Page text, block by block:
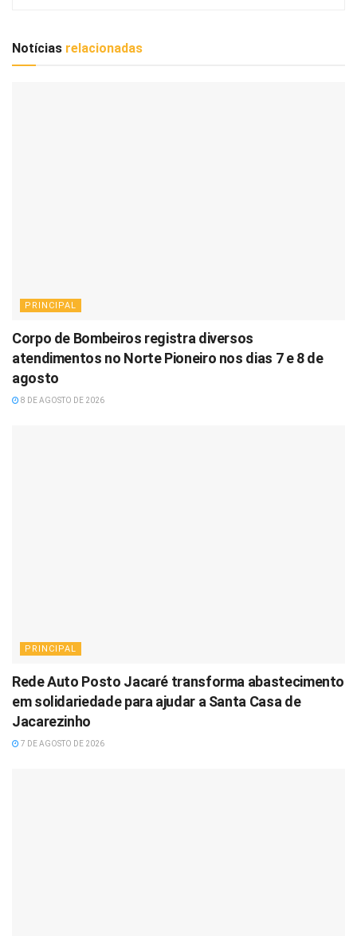
Notícias relacionadas
PRINCIPAL
Corpo de Bombeiros registra diversos
atendimentos no Norte Pioneiro nos dias 7 e 8 de
agosto
8 DE AGOSTO DE 2026
PRINCIPAL
Rede Auto Posto Jacaré transforma abastecimento
em solidariedade para ajudar a Santa Casa de
Jacarezinho
7 DE AGOSTO DE 2026